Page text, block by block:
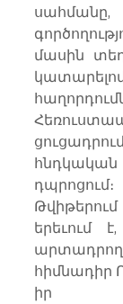
սահմանը,
մասին
դպրոցում։
երեւում
արտադրող
հիմնադիր
իր